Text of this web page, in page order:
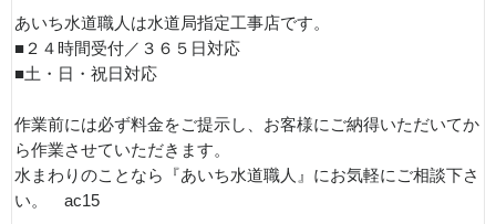
あいち水道職人は水道局指定工事店です。
■２４時間受付／３６５日対応
■土・日・祝日対応
作業前には必ず料金をご提示し、お客様にご納得いただいてか
ら作業させていただきます。
水まわりのことなら『あいち水道職人』にお気軽にご相談下さ
い。 ac15